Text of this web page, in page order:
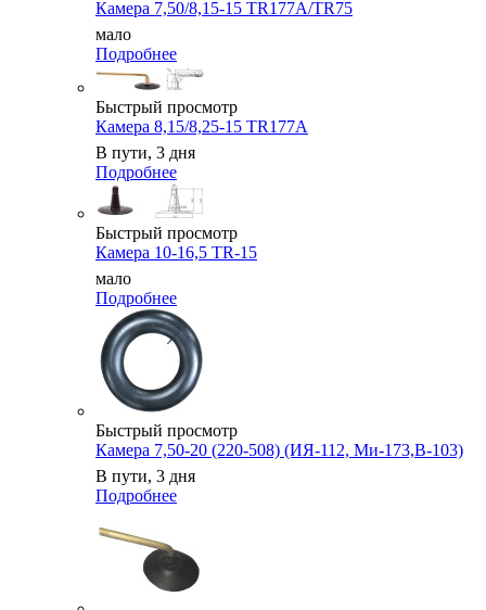
Камера 7,50/8,15-15 TR177A/TR75
мало
Подробнее
Быстрый просмотр
Камера 8,15/8,25-15 TR177A
В пути, 3 дня
Подробнее
Быстрый просмотр
Камера 10-16,5 TR-15
мало
Подробнее
Быстрый просмотр
Камера 7,50-20 (220-508) (ИЯ-112, Ми-173,В-103)
В пути, 3 дня
Подробнее